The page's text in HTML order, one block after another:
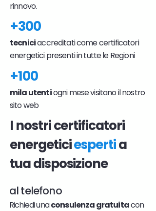
rinnovo.
+300
tecniciaccreditati come certificatori
energetici presenti in tutte le Regioni
+100
mila utentiogni mese visitano il nostro
sito web
I nostri certificatori
energeticiespertia
tua disposizione
al telefono
Richiedi unaconsulenza gratuitacon